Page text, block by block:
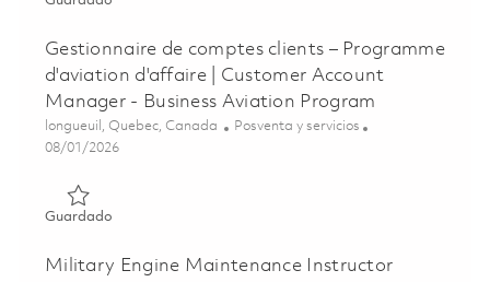
Gestionnaire de comptes clients – Programme
d'aviation d'affaire | Customer Account
Manager - Business Aviation Program
Ubicación
longueuil, Quebec, Canada Categoría
Posventa y servicios
Posted Date
08/01/2026
GuardadoGuardado Gestionnaire de comptes clients – Programme
Military Engine Maintenance Instructor